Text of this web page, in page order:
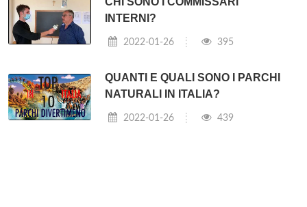
INTERNI?
2022-01-26 395
QUANTI E QUALI SONO I PARCHI
NATURALI IN ITALIA?
2022-01-26 439